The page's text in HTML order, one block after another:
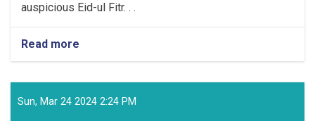
auspicious Eid-ul Fitr. . .
Read more
Congratulatory
of
the
Sun, Mar 24 2024 2:24 PM